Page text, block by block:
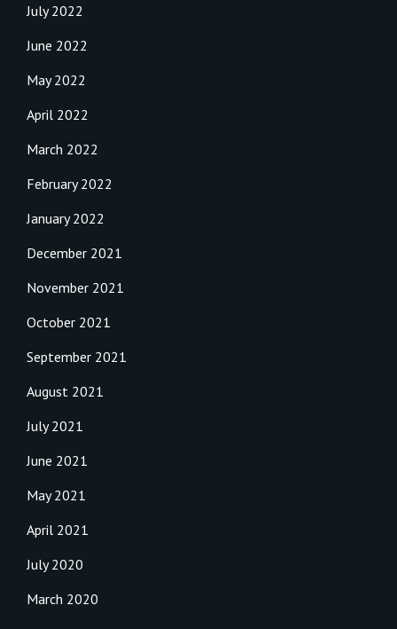
July 2022
June 2022
May 2022
April 2022
March 2022
February 2022
January 2022
December 2021
November 2021
October 2021
September 2021
August 2021
July 2021
June 2021
May 2021
April 2021
July 2020
March 2020